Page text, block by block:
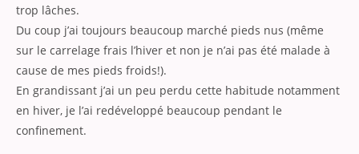
trop lâches.
Du coup j’ai toujours beaucoup marché pieds nus (même
sur le carrelage frais l’hiver et non je n’ai pas été malade à
cause de mes pieds froids!).
En grandissant j’ai un peu perdu cette habitude notamment
en hiver, je l’ai redéveloppé beaucoup pendant le
confinement.